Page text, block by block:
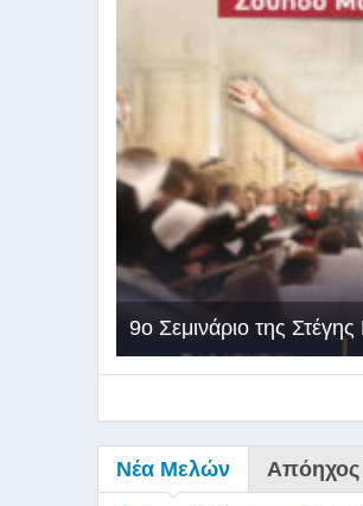
9ο Σεμινάριο της
Νέα Μελών